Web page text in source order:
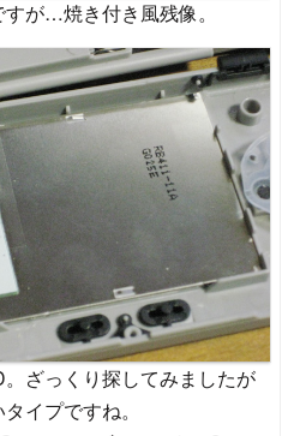
が…焼き付き風残像。
ざっくり探してみましたが
イプですね。